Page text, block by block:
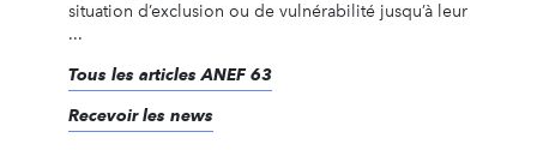
situation d’exclusion ou de vulnérabilité jusqu’à leur
...
Tous les articles ANEF 63
Recevoir les news